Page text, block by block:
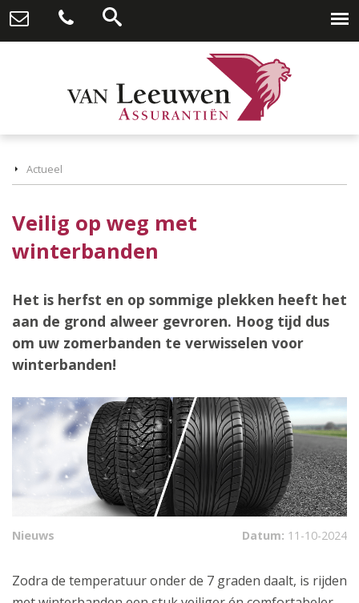
Actueel
Veilig op weg met
winterbanden
Het is herfst en op sommige plekken heeft het
aan de grond alweer gevroren. Hoog tijd dus
om uw zomerbanden te verwisselen voor
winterbanden!
Nieuws Datum: 11-10-2024
Zodra de temperatuur onder de 7 graden daalt, is rijden